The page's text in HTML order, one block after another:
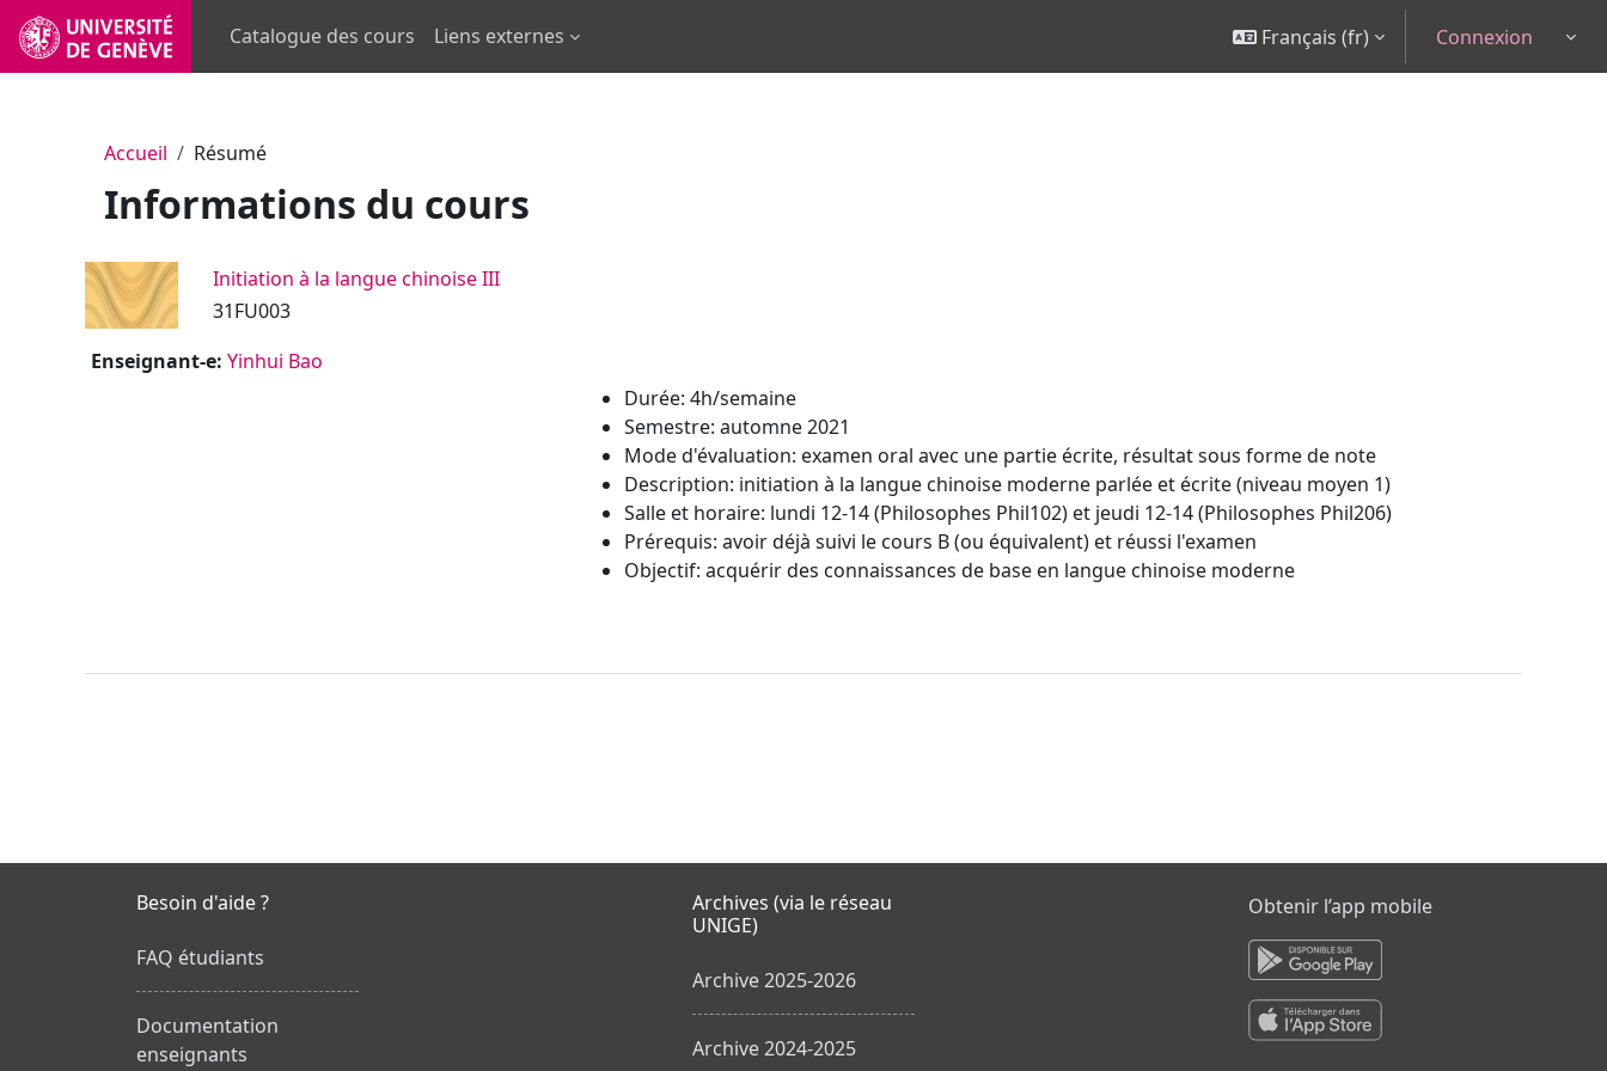
Passer au contenu principal
Catalogue des cours
Liens externes Français ‎(fr)‎ Connexion
Accueil Résumé
Informations du cours
Initiation à la langue chinoise III
31FU003
Enseignant-e: Yinhui Bao
Durée: 4h/semaine
Semestre: automne 2021
Mode d'évaluation: examen oral avec une partie écrite, résultat sous forme de note
Description: initiation à la langue chinoise moderne parlée et écrite (niveau moyen 1)
Salle et horaire: lundi 12-14 (Philosophes Phil102) et jeudi 12-14 (Philosophes Phil206)
Prérequis: avoir déjà suivi le cours B (ou équivalent) et réussi l'examen
Objectif: acquérir des connaissances de base en langue chinoise moderne
Besoin d'aide ?
FAQ étudiants
Documentation
enseignants
Archives (via le réseau
UNIGE)
Archive 2025-2026
Archive 2024-2025
Obtenir l’app mobile